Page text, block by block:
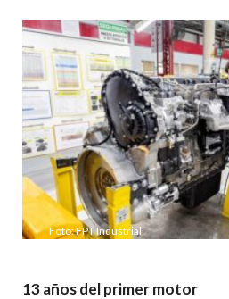
Foto: FPT Industrial
13 años del primer motor